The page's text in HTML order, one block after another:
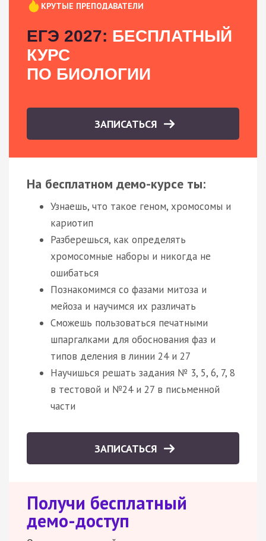
КРУТЫЕ ПРЕПОДАВАТЕЛИ
ЕГЭ 2027: БЕСПЛАТНЫЙ
КУРС
ПО БИОЛОГИИ
ЗАПИСАТЬСЯ
На бесплатном демо-курсе ты:
Узнаешь, что такое геном, хромосомы и
кариотип
Разберешься, как определять
хромосомные наборы и никогда не
ошибаться
Познакомимся со фазами митоза и
мейоза и научимся их различать
Сможешь пользоваться печатными
шпаргалками для обоснования фаз и
типов деления в линии 24 и 27
Научишься решать задания № 3, 5, 6, 7, 8
в тестовой и №24 и 27 в письменной
части
ЗАПИСАТЬСЯ
Получи бесплатный
демо-доступ